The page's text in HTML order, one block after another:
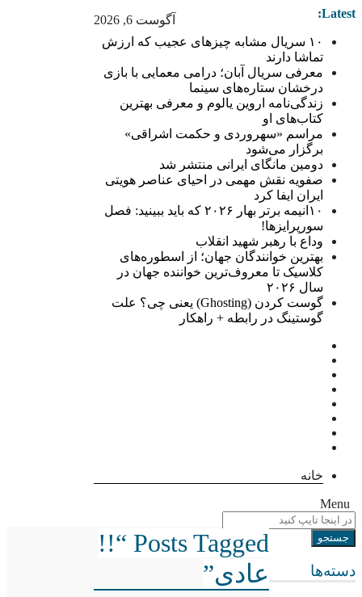
آگوست 6, 2026 Latest:
۱۰ سریال مشابه چیزهای عجیب که ارزش
تماشا دارند
معرفی سریال آبان؛ درامی معمایی با بازی
درخشان ستاره‌های سینما
زندگی‌نامه اروین یالوم و معرفی بهترین
کتاب‌های او
مراسم «سهروردی و حکمت اشراقی»
برگزار می‌شود
دومین مانگای ایرانی منتشر شد
صفویه نقش مهمی در احیای عناصر هویتی
ایران ایفا کرد
۱۰انیمه برتر بهار ۲۰۲۶ که باید ببینید: فصل
سورپرایزها!
وداع با رهبر شهید انقلاب
بهترین خوانندگان جهان؛ از اسطوره‌های
کلاسیک تا معروف‌ترین خواننده جهان در
سال ۲۰۲۶
گوست کردن (Ghosting) یعنی چی؟ علت
گوستینگ در رابطه + راهکار
خانه
Menu
دسته‌ها
Posts Tagged “!!
عادی”